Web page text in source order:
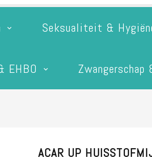
Seksualiteit &
EHBO Zwangerschap
ACAR UP